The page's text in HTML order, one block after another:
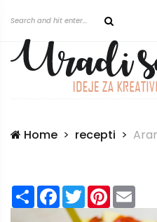
Home recepti
ShareFacebook
TwitterPinterest